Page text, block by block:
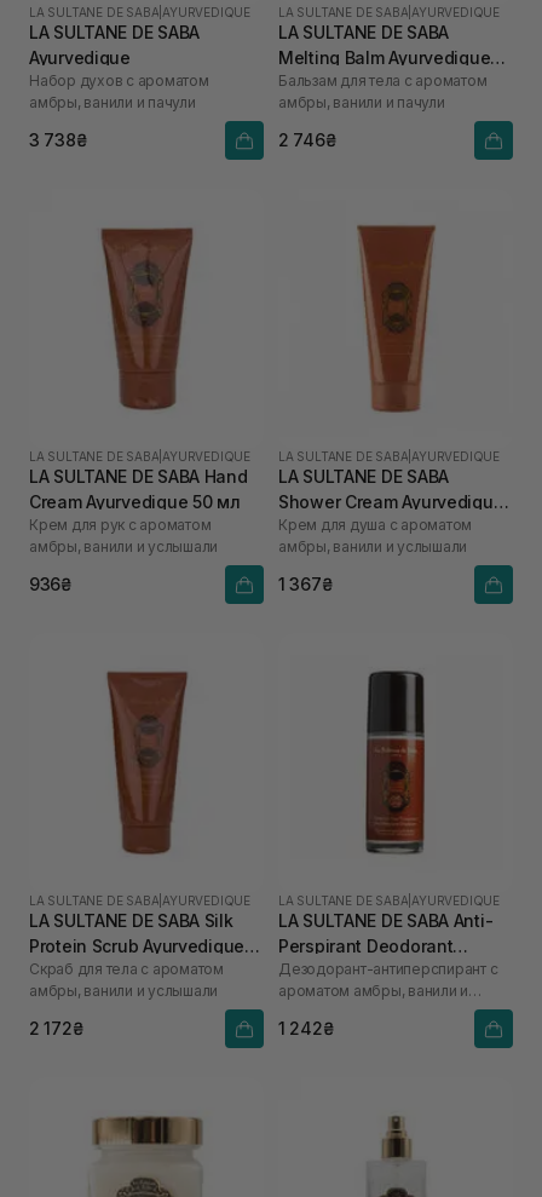
LA SULTANE DE SABA AYURVEDIQUE
LA SULTANE DE SABA
Ayurvedique
Набор духов с ароматом
амбры, ванили и пачули
3 738₴
LA SULTANE DE SABA AYURVEDIQUE
LA SULTANE DE SABA
Melting Balm Ayurvedique
300 мл
Бальзам для тела с ароматом
амбры, ванили и пачули
2 746₴
LA SULTANE DE SABA AYURVEDIQUE
LA SULTANE DE SABA Hand
Cream Ayurvedique 50 мл
Крем для рук с ароматом
амбры, ванили и услышали
936₴
LA SULTANE DE SABA AYURVEDIQUE
LA SULTANE DE SABA
Shower Cream Ayurvedique
200 мл
Крем для душа с ароматом
амбры, ванили и услышали
1 367₴
LA SULTANE DE SABA AYURVEDIQUE
LA SULTANE DE SABA Silk
Protein Scrub Ayurvedique
200 мл
Скраб для тела с ароматом
амбры, ванили и услышали
2 172₴
LA SULTANE DE SABA AYURVEDIQUE
LA SULTANE DE SABA Anti-
Perspirant Deodorant
Ayurvedique 50 мл
Дезодорант-антиперспирант с
ароматом амбры, ванили и
1 242₴